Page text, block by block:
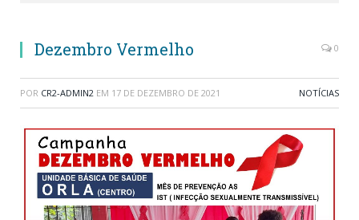
Dezembro Vermelho 0
POR CR2-ADMIN2 EM 17 DE DEZEMBRO DE 2021 NOTÍCIAS